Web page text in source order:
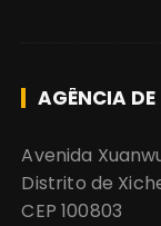
AGÊNCIA
Avenida
Distrito de
CEP 100803